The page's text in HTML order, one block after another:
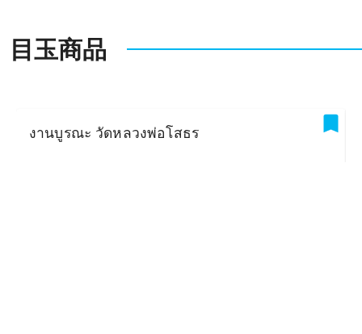
目玉商品
งานบูรณะ วัดหลวงพ่อโสธร